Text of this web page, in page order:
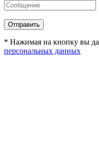
* Нажимая на кнопку вы
персональных данных